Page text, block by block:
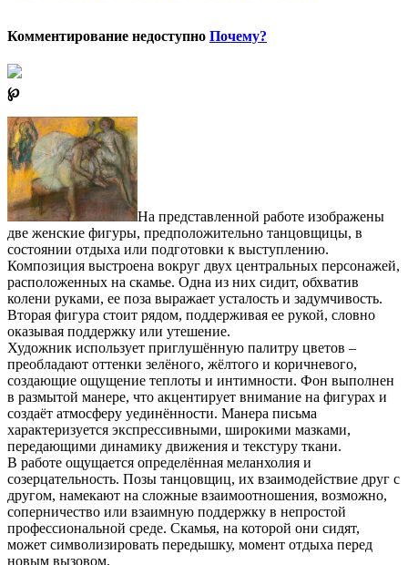
Комментирование недоступно Почему?
℘
На представленной работе изображены
две женские фигуры, предположительно танцовщицы, в
состоянии отдыха или подготовки к выступлению.
Композиция выстроена вокруг двух центральных персонажей,
расположенных на скамье. Одна из них сидит, обхватив
колени руками, ее поза выражает усталость и задумчивость.
Вторая фигура стоит рядом, поддерживая ее рукой, словно
оказывая поддержку или утешение.
Художник использует приглушённую палитру цветов –
преобладают оттенки зелёного, жёлтого и коричневого,
создающие ощущение теплоты и интимности. Фон выполнен
в размытой манере, что акцентирует внимание на фигурах и
создаёт атмосферу уединённости. Манера письма
характеризуется экспрессивными, широкими мазками,
передающими динамику движения и текстуру ткани.
В работе ощущается определённая меланхолия и
созерцательность. Позы танцовщиц, их взаимодействие друг с
другом, намекают на сложные взаимоотношения, возможно,
соперничество или взаимную поддержку в непростой
профессиональной среде. Скамья, на которой они сидят,
может символизировать передышку, момент отдыха перед
новым вызовом.